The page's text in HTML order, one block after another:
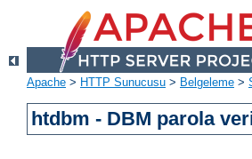
Apache > HTTP Sunucusu > Belgeleme >
htdbm - DBM parola